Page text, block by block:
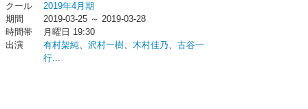
クール
2019年4月期
期間
2019-03-25 ～ 2019-03-28
時間帯
月曜日 19:30
出演
有村架純、 沢村一樹、 木村佳乃、 古谷一
行...